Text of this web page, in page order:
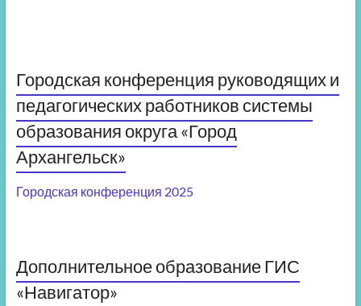
Городская конференция руководящих и
педагогических работников системы
образования округа «Город
Архангельск»
Городская конференция 2025
Дополнительное образование ГИС
«Навигатор»